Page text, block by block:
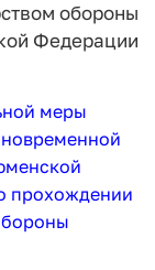
обороны
Федерации
меры
прохождении